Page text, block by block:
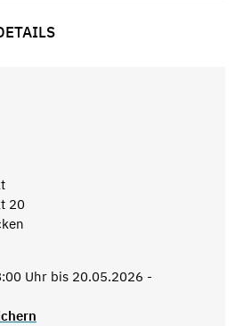
20
Uhr bis 20.05.2026 -